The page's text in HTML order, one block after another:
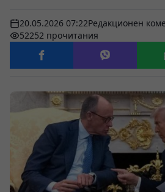
20.05.2026 07:22Редакционен
52252 прочитания